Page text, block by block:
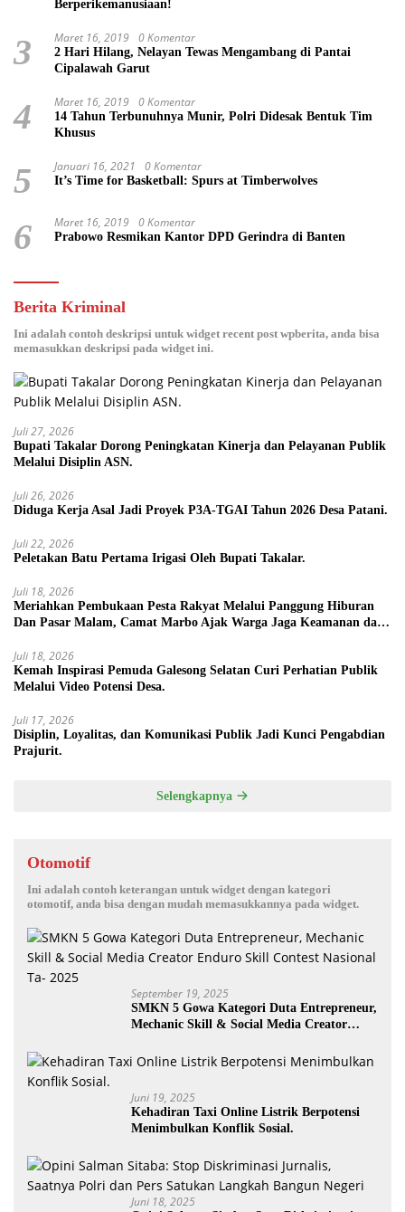
Berperikemanusiaan!
3 Maret 16, 2019 0 Komentar
2 Hari Hilang, Nelayan Tewas Mengambang di Pantai
Cipalawah Garut
4 Maret 16, 2019 0 Komentar
14 Tahun Terbunuhnya Munir, Polri Didesak Bentuk Tim
Khusus
5 Januari 16, 2021 0 Komentar
It’s Time for Basketball: Spurs at Timberwolves
6 Maret 16, 2019 0 Komentar
Prabowo Resmikan Kantor DPD Gerindra di Banten
Berita Kriminal
Ini adalah contoh deskripsi untuk widget recent post wpberita, anda bisa
memasukkan deskripsi pada widget ini.
Juli 27, 2026
Bupati Takalar Dorong Peningkatan Kinerja dan Pelayanan Publik
Melalui Disiplin ASN.
Juli 26, 2026
Diduga Kerja Asal Jadi Proyek P3A-TGAI Tahun 2026 Desa Patani.
Juli 22, 2026
Peletakan Batu Pertama Irigasi Oleh Bupati Takalar.
Juli 18, 2026
Meriahkan Pembukaan Pesta Rakyat Melalui Panggung Hiburan
Dan Pasar Malam, Camat Marbo Ajak Warga Jaga Keamanan dan
Juli 18, 2026
Kemah Inspirasi Pemuda Galesong Selatan Curi Perhatian Publik
Melalui Video Potensi Desa.
Juli 17, 2026
Disiplin, Loyalitas, dan Komunikasi Publik Jadi Kunci Pengabdian
Prajurit.
Selengkapnya
Otomotif
Ini adalah contoh keterangan untuk widget dengan kategori
otomotif, anda bisa dengan mudah memasukkannya pada widget.
September 19, 2025
SMKN 5 Gowa Kategori Duta Entrepreneur,
Mechanic Skill & Social Media Creator
Juni 19, 2025
Kehadiran Taxi Online Listrik Berpotensi
Menimbulkan Konflik Sosial.
Juni 18, 2025